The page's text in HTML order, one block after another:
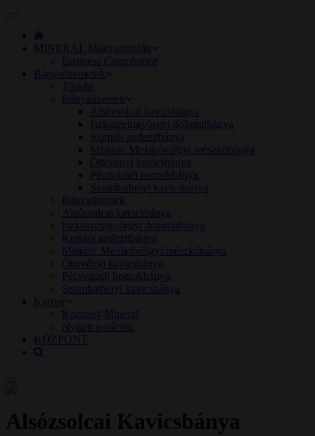
navigation
MINERAL Magyarország
Business Compliance
Bányaüzemeink
Térkép
Bányaüzemek
Alsózsolcai kavicsbánya
Iszkaszentgyörgyi dolomitbánya
Komlói andezitbánya
Miskolc Mexikóvölgyi mészkőbánya
Öttevényi kavicsbánya
Pécsváradi homokbánya
Szombathelyi kavicsbánya
Bányaüzemek
Alsózsolcai kavicsbánya
Iszkaszentgyörgyi dolomitbánya
Komlói andezitbánya
Miskolc Mexikóvölgyi mészkőbánya
Öttevényi kavicsbánya
Pécsváradi homokbánya
Szombathelyi kavicsbánya
Karrier
Karrier@Mineral
Nyitott pozíciók
KÖZPONT
Alsózsolcai Kavicsbánya